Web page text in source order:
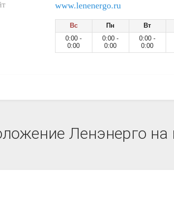
www.lenenergo.ru
Вс Пн Вт
0:00 -
0:00
0:00 -
0:00
0:00 -
0:00
Ленэнерго